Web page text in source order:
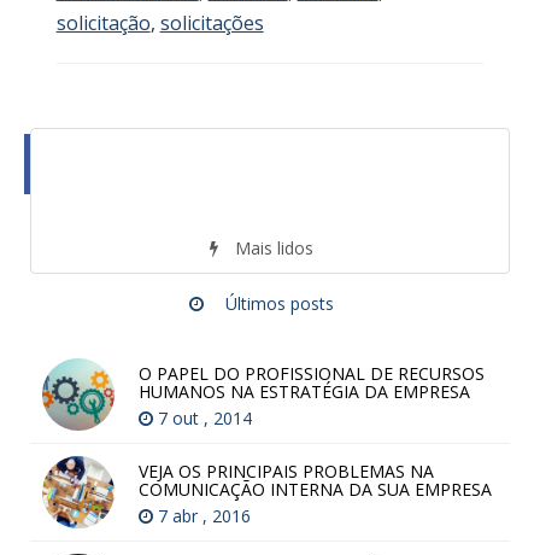
solicitação, solicitações
Mais lidos
Últimos posts
O PAPEL DO PROFISSIONAL DE RECURSOS
HUMANOS NA ESTRATÉGIA DA EMPRESA
7 out , 2014
VEJA OS PRINCIPAIS PROBLEMAS NA
COMUNICAÇÃO INTERNA DA SUA EMPRESA
7 abr , 2016